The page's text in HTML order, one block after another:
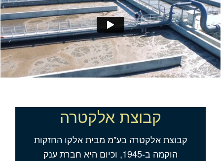
קבוצת אלקטרה
קבוצת אלקטרה בע"מ מבית אלקו החזקות
הוקמה ב-1945, וכיום היא חברת ענק